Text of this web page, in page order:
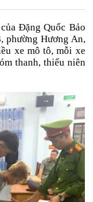
Đặng Quốc Bảo
phường Hương An,
xe mô tô, mỗi xe
thanh, thiếu niên